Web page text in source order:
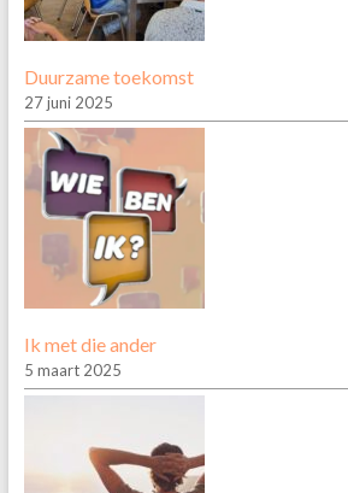
Duurzame toekomst
27 juni 2025
Ik met die ander
5 maart 2025